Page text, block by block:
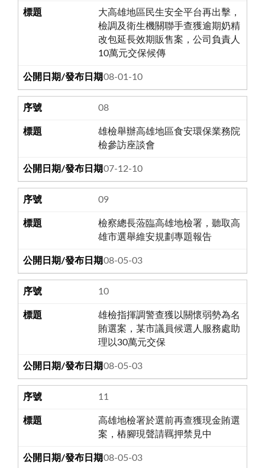
大高雄地區民生安全平台再出擊，
檢調及衛生機關聯手查獲逾期奶精
改包延長效期販售案，公司負責人
10萬元交保候傳
108-01-10
08
雄檢舉辦高雄地區食安環保業務院
檢參訪座談會
107-12-10
09
檢察總長蒞臨高雄地檢署，聽取高
雄市選舉維安規劃專題報告
108-05-03
10
雄檢指揮調警查獲以關懷弱勢為名
賄選案，某市議員候選人服務處助
理以30萬元交保
108-05-03
11
高雄地檢署於選前再查獲現金賄選
案，樁腳現聲請羈押禁見中
108-05-03